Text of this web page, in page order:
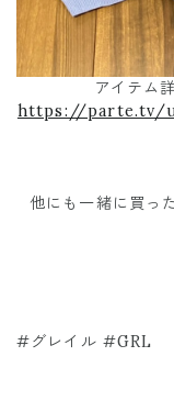
アイテム
https://parte.tv/
他にも一緒に買っ
#グレイル #GRL